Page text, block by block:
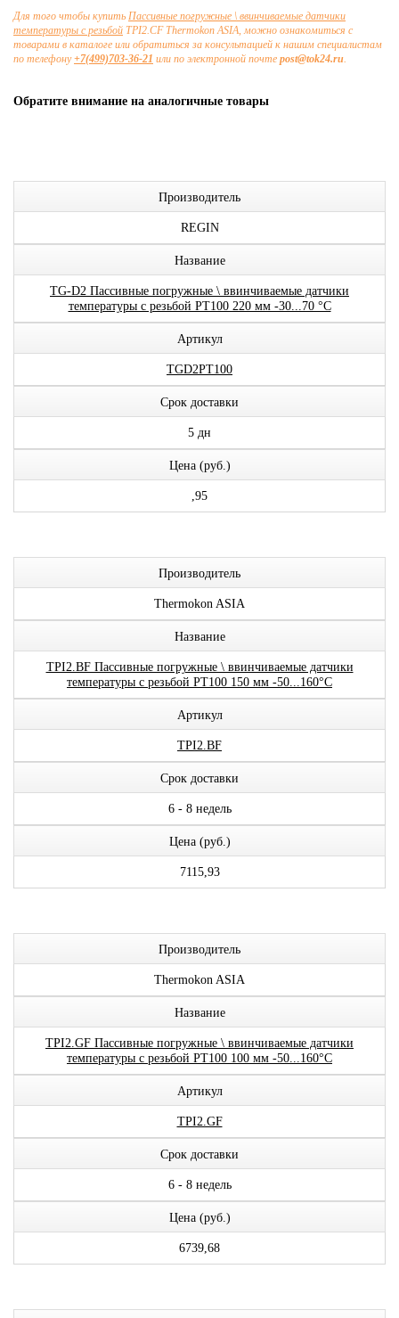
Для того чтобы купить Пассивные погружные \ ввинчиваемые датчики
температуры с резьбой TPI2.CF Thermokon ASIA, можно ознакомиться с
товарами в каталоге или обратиться за консультацией к нашим специалистам
по телефону+7(499)703-36-21 или по электронной почте post@tok24.ru.
Обратите внимание на аналогичные товары
Производитель
REGIN
Название
TG-D2 Пассивные погружные \ ввинчиваемые датчики
температуры с резьбой PT100 220 мм -30...70 °C
Артикул
TGD2PT100
Срок доставки
5 дн
Цена (руб.)
,95
Производитель
Thermokon ASIA
Название
TPI2.BF Пассивные погружные \ ввинчиваемые датчики
температуры с резьбой PT100 150 мм -50...160°C
Артикул
TPI2.BF
Срок доставки
6 - 8 недель
Цена (руб.)
7115,93
Производитель
Thermokon ASIA
Название
TPI2.GF Пассивные погружные \ ввинчиваемые датчики
температуры с резьбой PT100 100 мм -50...160°C
Артикул
TPI2.GF
Срок доставки
6 - 8 недель
Цена (руб.)
6739,68